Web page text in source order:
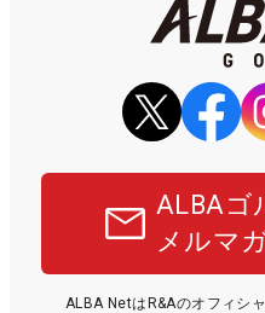
ALBAゴ
メルマ
ALBA NetはR&Aのオフィシ